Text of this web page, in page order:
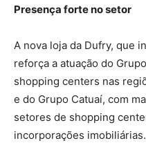
Presença forte no setor
A nova loja da Dufry, que
reforça a atuação do
shopping centers nas
e do Grupo Catuaí, com
setores de shopping
incorporações imobiliárias.